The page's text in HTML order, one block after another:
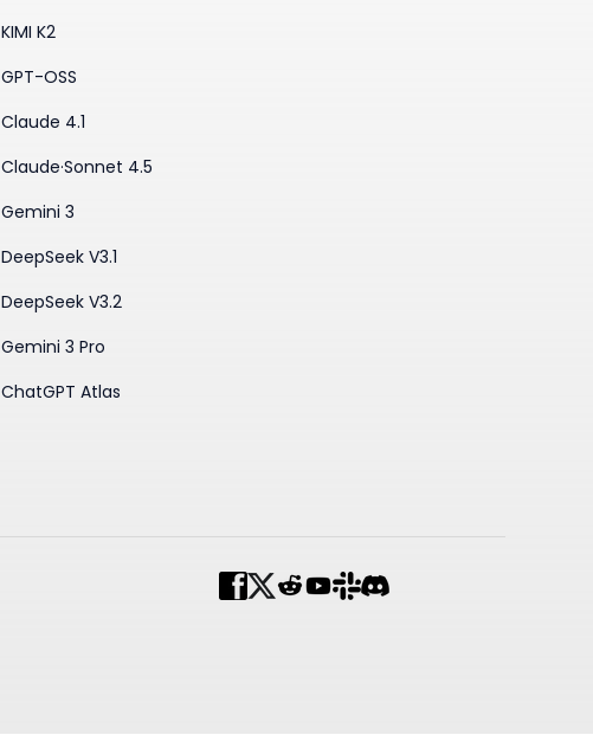
KIMI K2
GPT-OSS
Claude 4.1
Claude·Sonnet 4.5
Gemini 3
DeepSeek V3.1
DeepSeek V3.2
Gemini 3 Pro
ChatGPT Atlas